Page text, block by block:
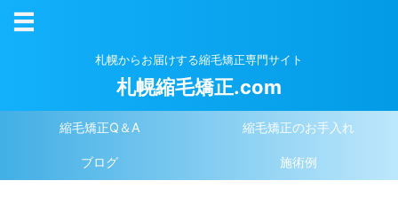
札幌からお届けする縮毛矯正専門サイト
札幌縮毛矯正.com
縮毛矯正Q＆A 縮毛矯正のお手入れ
ブログ 施術例